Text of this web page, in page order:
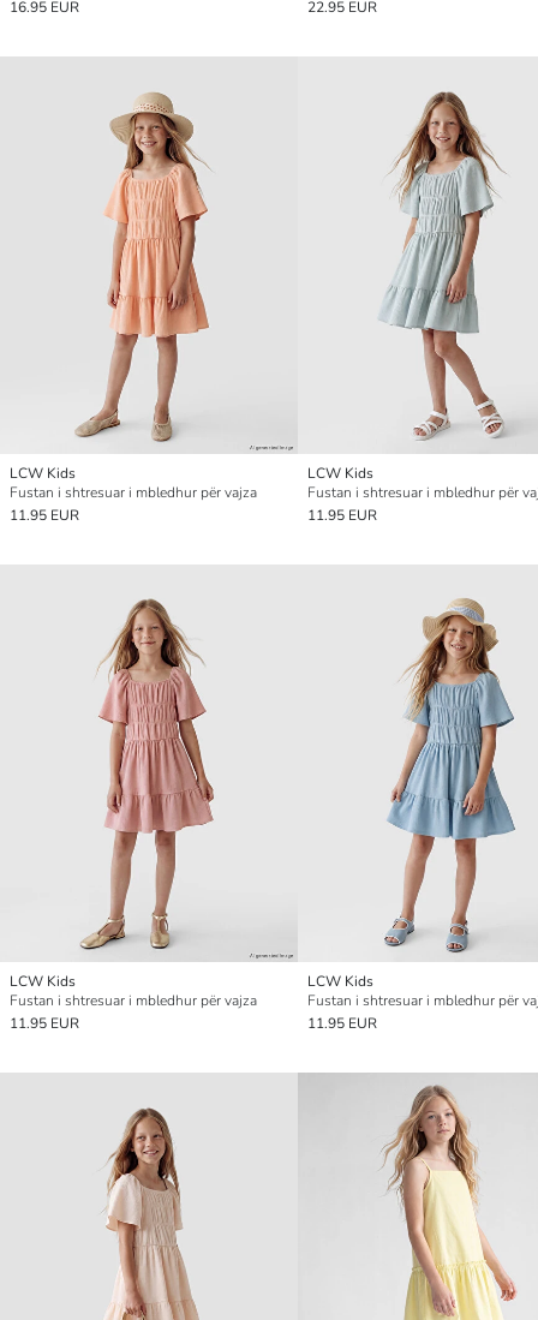
16.95 EUR 22.95 EUR
LCW Kids
Fustan i shtresuar i mbledhur për vajza
11.95 EUR
LCW Kids
Fustan i shtresuar i mbledhur për
11.95 EUR
LCW Kids
Fustan i shtresuar i mbledhur për vajza
11.95 EUR
LCW Kids
Fustan i shtresuar i mbledhur për
11.95 EUR